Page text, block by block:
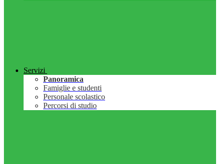
Servizi
Panoramica
Famiglie e studenti
Personale scolastico
Percorsi di studio